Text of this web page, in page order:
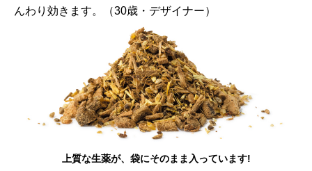
んわり効きます。（30歳・デザイナー）
上質な生薬が、袋にそのまま入っています!